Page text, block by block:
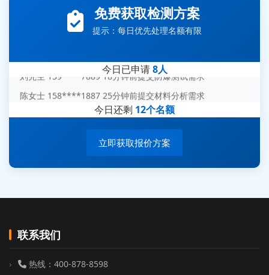
免费获取检测方案
提示：每日优先处理名额有限
今日已申请8人
李女士 159****5393 3分钟前提交可靠性测试需求
王经理 186****9012 7分钟前提交并网/涉网试验需求
刘先生 139****7889 18分钟前提交防爆测试需求
陈女士 158****1887 25分钟前提交材料分析需求
杨经理 187****6696 30分钟前提交无人机测试需求
今日还剩 12个名额
立即获取报价方案
联系我们
热线：400-878-8598